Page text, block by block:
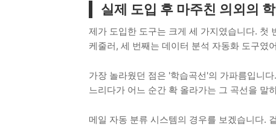
실제 도입 후 마주친 의외의
제가 도입한 도구는 크게 세 가지였습니다. 첫
케줄러, 세 번째는 데이터 분석 자동화 도구였
가장 놀라웠던 점은 '학습곡선'의 가파름입니
느리다가 어느 순간 확 올라가는 그 곡선을 말
메일 자동 분류 시스템의 경우를 보겠습니다.